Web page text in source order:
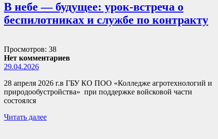
В небе — будущее: урок-встреча о
беспилотниках и службе по контракту
Просмотров: 38
Нет комментариев
29.04.2026
28 апреля 2026 г.в ГБУ КО ПОО «Колледже агротехнологий и
природообустройства» при поддержке войсковой части
состоялся
Читать далее